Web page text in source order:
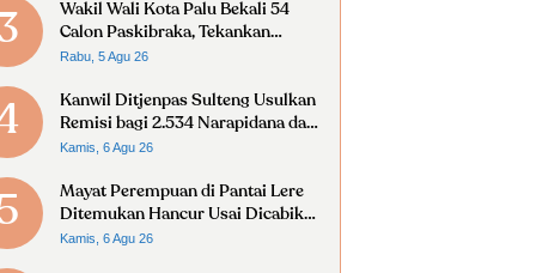
Wakil Wali Kota Palu Bekali 54
Calon Paskibraka, Tekankan
Disiplin dan Nasionalisme
Rabu, 5 Agu 26
Kanwil Ditjenpas Sulteng Usulkan
Remisi bagi 2.534 Narapidana dan
Anak Binaan
Kamis, 6 Agu 26
Mayat Perempuan di Pantai Lere
Ditemukan Hancur Usai Dicabik
Buaya
Kamis, 6 Agu 26